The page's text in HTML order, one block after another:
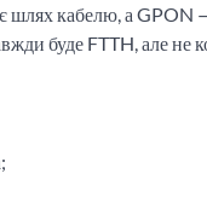
кабелю, а GPON —
буде FTTH, але не